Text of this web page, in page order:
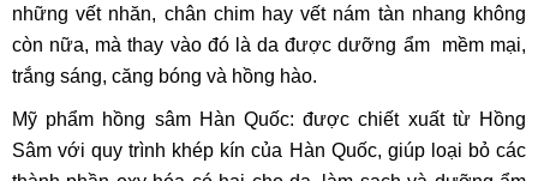
những vết nhăn, chân chim hay vết nám tàn nhang không
còn nữa, mà thay vào đó là da được dưỡng ẩm mềm mại,
trắng sáng, căng bóng và hồng hào.
Mỹ phẩm hồng sâm Hàn Quốc: được chiết xuất từ Hồng
Sâm với quy trình khép kín của Hàn Quốc, giúp loại bỏ các